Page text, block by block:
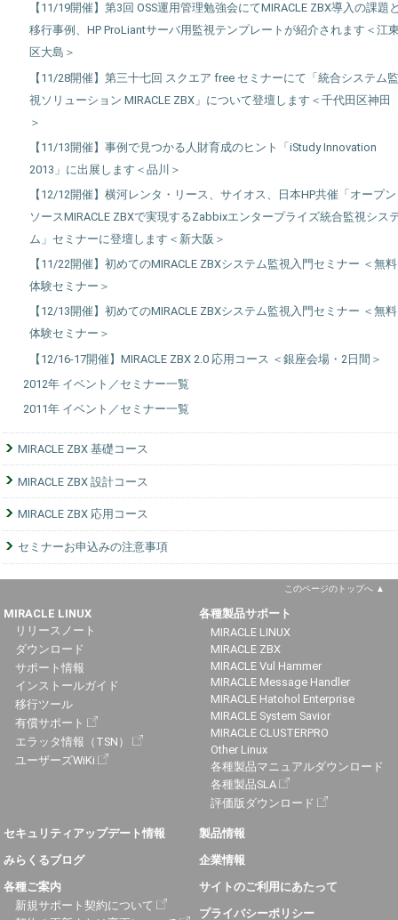
【11/19開催】第3回 OSS運用管理勉強会にてMIRACLE ZBX導入の課題
移行事例、HP ProLiantサーバ用監視テンプレートが紹介されます＜江
区大島＞
【11/28開催】第三十七回 スクエア free セミナーにて「統合システム監
視ソリューション MIRACLE ZBX」について登壇します＜千代田区神田
＞
【11/13開催】事例で見つかる人財育成のヒント「iStudy Innovation
2013」に出展します＜品川＞
【12/12開催】横河レンタ・リース、サイオス、日本HP共催「オープン
ソースMIRACLE ZBXで実現するZabbixエンタープライズ統合監視シス
ム」セミナーに登壇します＜新大阪＞
【11/22開催】初めてのMIRACLE ZBXシステム監視入門セミナー ＜無料
体験セミナー＞
【12/13開催】初めてのMIRACLE ZBXシステム監視入門セミナー ＜無料
体験セミナー＞
【12/16-17開催】MIRACLE ZBX 2.0 応用コース ＜銀座会場・2日間＞
2012年 イベント／セミナー一覧
2011年 イベント／セミナー一覧
MIRACLE ZBX 基礎コース
MIRACLE ZBX 設計コース
MIRACLE ZBX 応用コース
セミナーお申込みの注意事項
このページのトップへ
MIRACLE LINUX
リリースノート
ダウンロード
サポート情報
インストールガイド
移行ツール
有償サポート
エラッタ情報（TSN）
ユーザーズWiKi
各種製品サポート
MIRACLE LINUX
MIRACLE ZBX
MIRACLE Vul Hammer
MIRACLE Message Handler
MIRACLE Hatohol Enterprise
MIRACLE System Savior
MIRACLE CLUSTERPRO
Other Linux
各種製品マニュアルダウンロード
各種製品SLA
評価版ダウンロード
セキュリティアップデート情報
みらくるブログ
各種ご案内
新規サポート契約について
製品情報
企業情報
サイトのご利用にあたって
プライバシーポリシー